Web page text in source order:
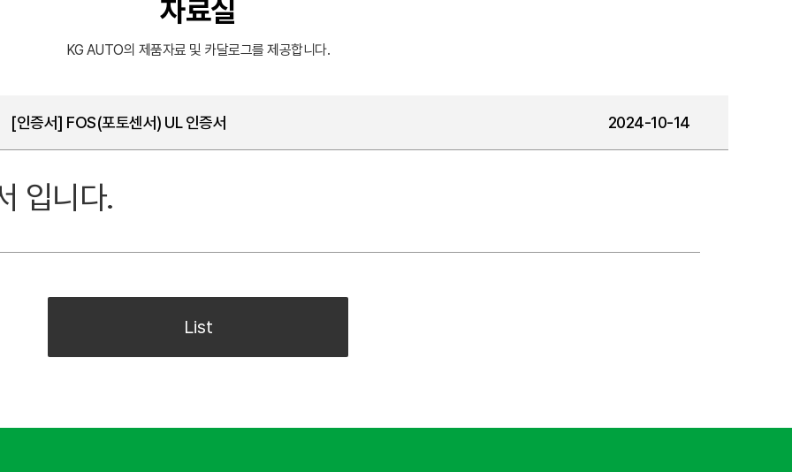
자료실
KG AUTO의 제품자료 및 카달로그를 제공합니다.
[인증서] FOS(포토센서) UL 인증서 2024-10-14
입니다.
List